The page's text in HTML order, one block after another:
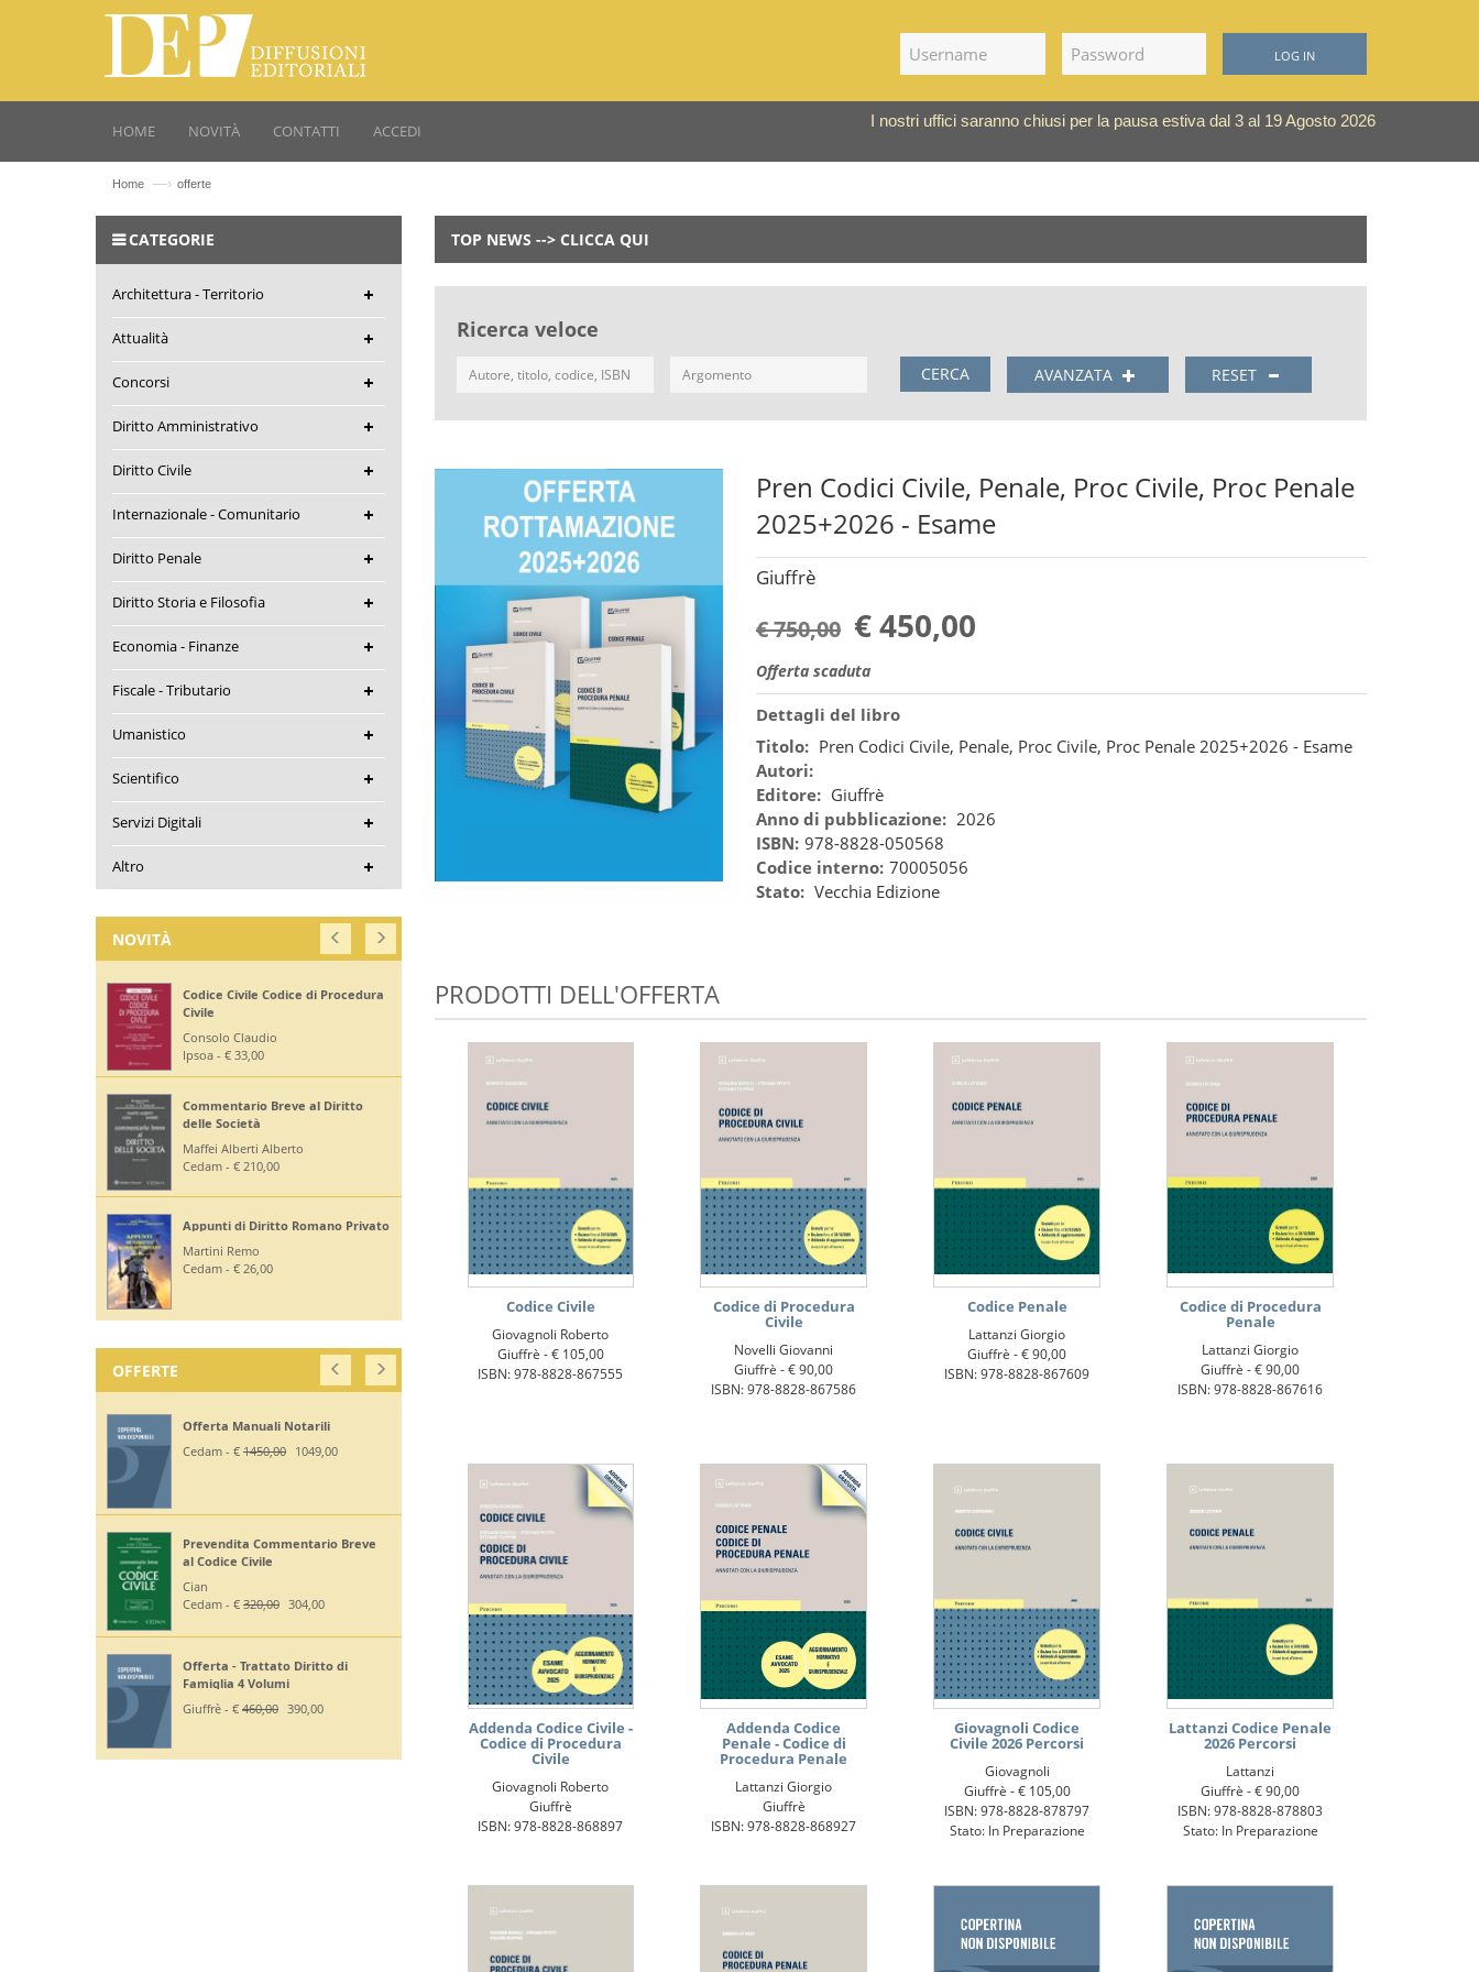
LOG IN
HOME NOVITÀ CONTATTI ACCEDI
I nostri uffici saranno chiusi per la pausa estiva dal 3 al 19 Agosto 2026
Home —› offerte
TOP NEWS --> CLICCA QUI
Ricerca veloce
CERCA AVANZATA RESET
Pren Codici Civile, Penale, Proc Civile, Proc Penale
2025+2026 - Esame
Giuffrè
€ 750,00 € 450,00
Offerta scaduta
Dettagli del libro
Titolo: Pren Codici Civile, Penale, Proc Civile, Proc Penale 2025+2026 - Esame
Autori:
Editore: Giuffrè
Anno di pubblicazione: 2026
ISBN: 978-8828-050568
Codice interno: 70005056
Stato: Vecchia Edizione
PRODOTTI DELL'OFFERTA
Codice Civile
Giovagnoli Roberto
Giuffrè -€ 105,00
ISBN: 978-8828-867555
Codice di Procedura
Civile
Novelli Giovanni
Giuffrè -€ 90,00
ISBN: 978-8828-867586
Codice Penale
Lattanzi Giorgio
Giuffrè -€ 90,00
ISBN: 978-8828-867609
Codice di Procedura
Penale
Lattanzi Giorgio
Giuffrè -€ 90,00
ISBN: 978-8828-867616
Addenda Codice Civile -
Codice di Procedura
Civile
Giovagnoli Roberto
Giuffrè
ISBN: 978-8828-868897
Addenda Codice
Penale - Codice di
Procedura Penale
Lattanzi Giorgio
Giuffrè
ISBN: 978-8828-868927
Giovagnoli Codice
Civile 2026 Percorsi
Giovagnoli
Giuffrè -€ 105,00
ISBN: 978-8828-878797
Stato: In Preparazione
Lattanzi Codice Penale
2026 Percorsi
Lattanzi
Giuffrè -€ 90,00
ISBN: 978-8828-878803
Stato: In Preparazione
CATEGORIE
Architettura - Territorio
Attualità
Concorsi
Diritto Amministrativo
Diritto Civile
Internazionale - Comunitario
Diritto Penale
Diritto Storia e Filosofia
Economia - Finanze
Fiscale - Tributario
Umanistico
Scientifico
Servizi Digitali
Altro
NOVITÀ
Codice Civile Codice di Procedura
Civile
Consolo Claudio
Ipsoa - € 33,00
Commentario Breve al Diritto
delle Società
Maffei Alberti Alberto
Cedam - € 210,00
Appunti di Diritto Romano Privato
Martini Remo
Cedam - € 26,00
OFFERTE
Offerta Manuali Notarili
Cedam - € 1450,00 1049,00
Prevendita Commentario Breve
al Codice Civile
Cian
Cedam - € 320,00 304,00
Offerta - Trattato Diritto di
Famiglia 4 Volumi
Giuffrè - € 460,00 390,00